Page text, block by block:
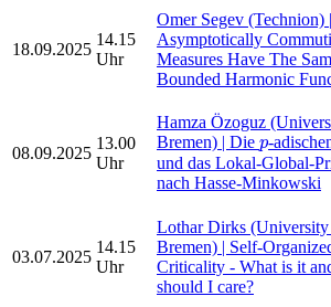
18.09.2025
14.15
Uhr
Omer Segev (Technion) |
Asymptotically
Measures Have The
Bounded Harmonic
08.09.2025
13.00
Uhr
Hamza Özoguz
Bremen) | Die p
p-
und das Lokal-Global-
nach Hasse-Minkowski
03.07.2025
14.15
Uhr
Lothar Dirks
Bremen) | Self-
Criticality - What is it
should I care?